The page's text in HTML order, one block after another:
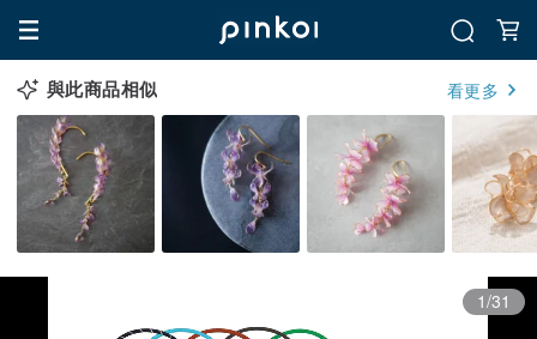
與此商品相似 看更多
1/31